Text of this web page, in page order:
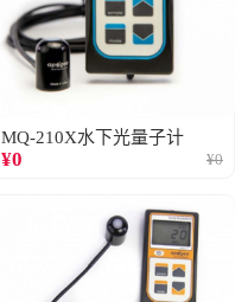
MQ-210X水下光量子计
¥0 ¥0